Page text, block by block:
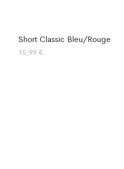
Short Classic Bleu/Rouge
15,99 €